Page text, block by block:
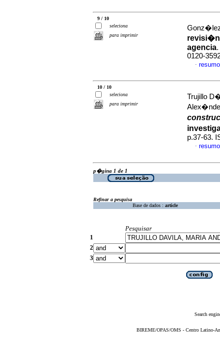
9 / 10
seleciona
para imprimir
revisi�n
agencia.
0120-
·
10 / 10
seleciona
para imprimir
Trujillo
p.37-63.
·
p�gina 1 de 1
Refinar a pesquisa
Base de dados : article
Pesquisar
1
2
3
Search
BIREME/OPAS/OMS - Centro Latino-